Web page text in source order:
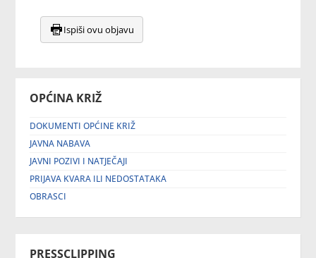
OPĆINA KRIŽ
DOKUMENTI OPĆINE KRIŽ
JAVNA NABAVA
JAVNI POZIVI I NATJEČAJI
PRIJAVA KVARA ILI NEDOSTATAKA
OBRASCI
PRESSCLIPPING
Ispiši ovu objavu